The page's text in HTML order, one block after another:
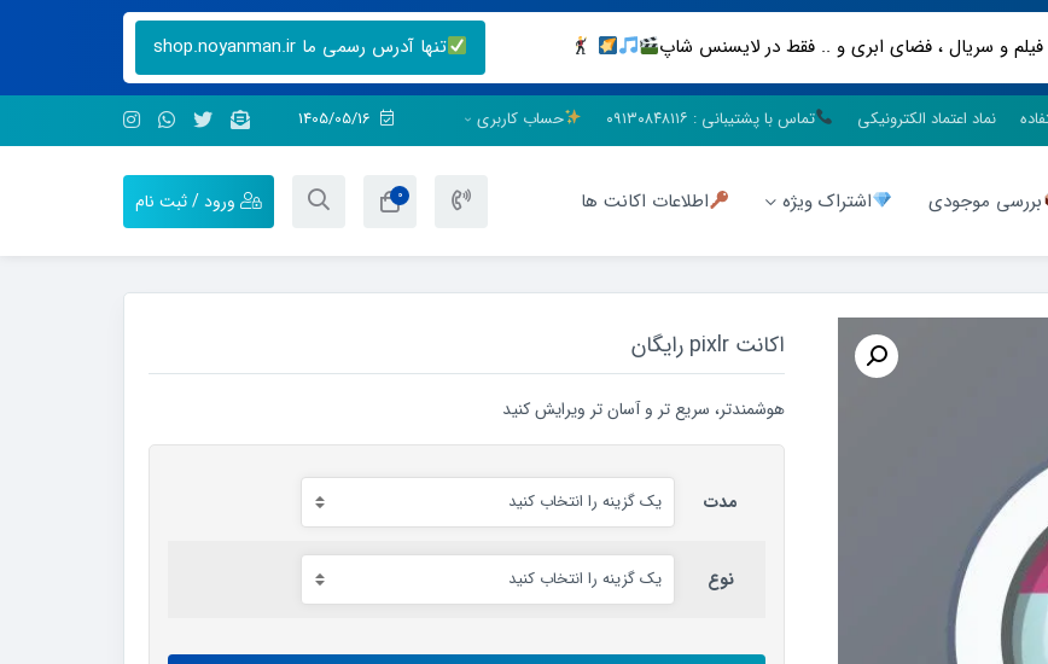
تنها آدرس رسمی ما shop.noyanman.ir
نماد اعتماد الکترونیکی تماس با پشتیبانی : ۰۹۱۳۰۸۴۸۱۱۶ حساب کاربری
بررسی موجودی اشتراک ویژه اطلاعات اکانت ها ورود / ثبت نام 0
اکانت pixlr رایگان
هوشمندتر، سریع تر و آسان تر ویرایش کنید
مدت
نوع
اکانت